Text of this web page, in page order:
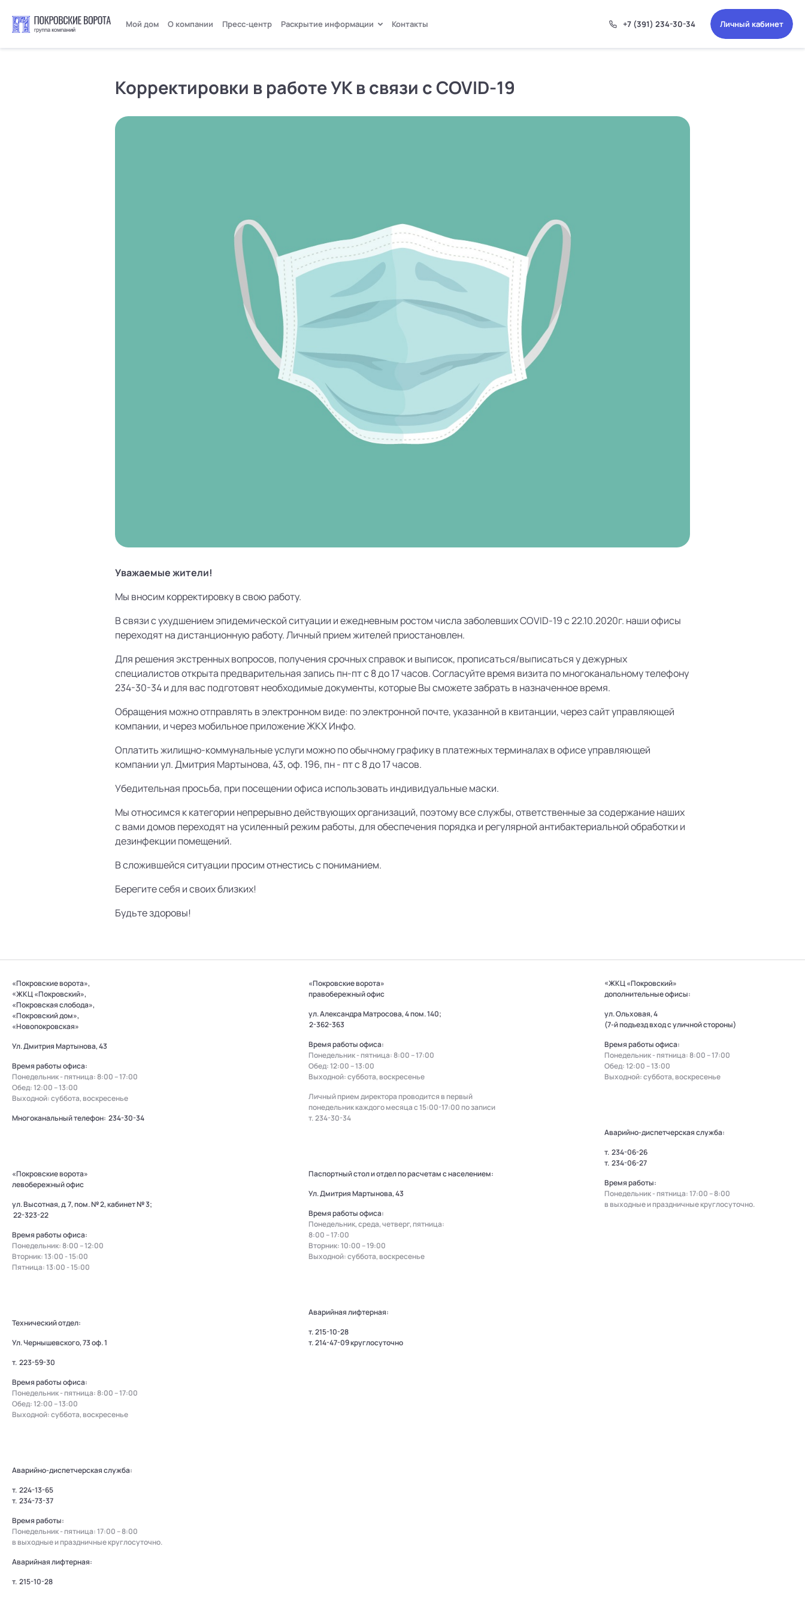
Мой дом О компании Пресс-центр Раскрытие информации Контакты +7 (391) 234-30-34 Личный кабинет
Корректировки в работе УК в связи с COVID-19
Уважаемые жители!
Мы вносим корректировку в свою работу.
В связи с ухудшением эпидемической ситуации и ежедневным ростом числа заболевших COVID-19 с 22.10.2020г. наши офисы
переходят на дистанционную работу. Личный прием жителей приостановлен.
Для решения экстренных вопросов, получения срочных справок и выписок, прописаться/выписаться у дежурных
специалистов открыта предварительная запись пн-пт с 8 до 17 часов. Согласуйте время визита по многоканальному телефону
234-30-34 и для вас подготовят необходимые документы, которые Вы сможете забрать в назначенное время.
Обращения можно отправлять в электронном виде: по электронной почте, указанной в квитанции, через сайт управляющей
компании, и через мобильное приложение ЖКХ Инфо.
Оплатить жилищно-коммунальные услуги можно по обычному графику в платежных терминалах в офисе управляющей
компании ул. Дмитрия Мартынова, 43, оф. 196, пн - пт с 8 до 17 часов.
Убедительная просьба, при посещении офиса использовать индивидуальные маски.
Мы относимся к категории непрерывно действующих организаций, поэтому все службы, ответственные за содержание наших
с вами домов переходят на усиленный режим работы, для обеспечения порядка и регулярной антибактериальной обработки и
дезинфекции помещений.
В сложившейся ситуации просим отнестись с пониманием.
Берегите себя и своих близких!
Будьте здоровы!
«Покровские ворота»,
«ЖКЦ «Покровский»,
«Покровская слобода»,
«Покровский дом»,
«Новопокровская»
Ул. Дмитрия Мартынова, 43
Время работы офиса:
Понедельник - пятница: 8:00 – 17:00
Обед: 12:00 – 13:00
Выходной: суббота, воскресенье
Многоканальный телефон: 234-30-34
«Покровские ворота»
левобережный офис
ул. Высотная, д. 7, пом. № 2, кабинет № 3;
22-323-22
Время работы офиса:
Понедельник: 8:00 – 12:00
Вторник: 13:00 - 15:00
Пятница: 13:00 - 15:00
Технический отдел:
Ул. Чернышевского, 73 оф. 1
т. 223-59-30
Время работы офиса:
Понедельник - пятница: 8:00 – 17:00
Обед: 12:00 – 13:00
Выходной: суббота, воскресенье
Аварийно-диспетчерская служба:
т. 224-13-65
т. 234-73-37
Время работы:
Понедельник - пятница: 17:00 – 8:00
в выходные и праздничные круглосуточно.
Аварийная лифтерная:
т. 215-10-28
«Покровские ворота»
правобережный офис
ул. Александра Матросова, 4 пом. 140;
2-362-363
Время работы офиса:
Понедельник - пятница: 8:00 – 17:00
Обед: 12:00 – 13:00
Выходной: суббота, воскресенье
Личный прием директора проводится в первый
понедельник каждого месяца с 15:00-17:00 по записи
т.234-30-34
Паспортный стол и отдел по расчетам с населением:
Ул. Дмитрия Мартынова, 43
Время работы офиса:
Понедельник, среда, четверг, пятница:
8:00 – 17:00
Вторник: 10:00 – 19:00
Выходной: суббота, воскресенье
Аварийная лифтерная:
т.215-10-28
т.214-47-09круглосуточно
«ЖКЦ «Покровский»
дополнительные офисы:
ул. Ольховая, 4
(7-й подъезд вход с уличной стороны)
Время работы офиса:
Понедельник - пятница: 8:00 – 17:00
Обед: 12:00 – 13:00
Выходной: суббота, воскресенье
Аварийно-диспетчерская служба:
т. 234-06-26
т. 234-06-27
Время работы:
Понедельник - пятница: 17:00 – 8:00
в выходные и праздничные круглосуточно.
Продолжая пользоваться сайтом, вы даёте
автоматический сбор и анализ ваших данных, необходимых для